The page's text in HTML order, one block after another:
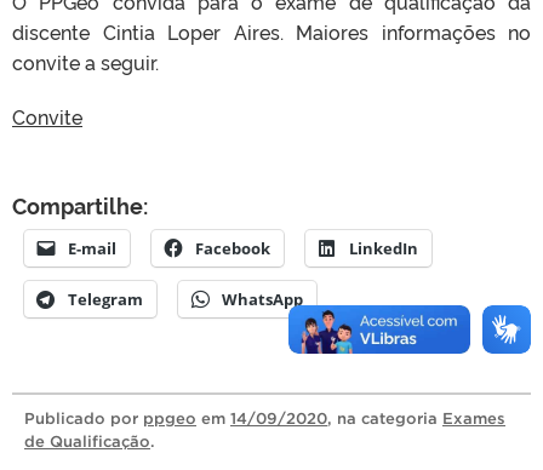
discente Cintia Loper Aires. Maiores informações no
convite a seguir.
Convite
Compartilhe:
E-mail Facebook LinkedIn
Telegram WhatsApp
Publicado por ppgeo em 14/09/2020, na categoria Exames
de Qualificação.